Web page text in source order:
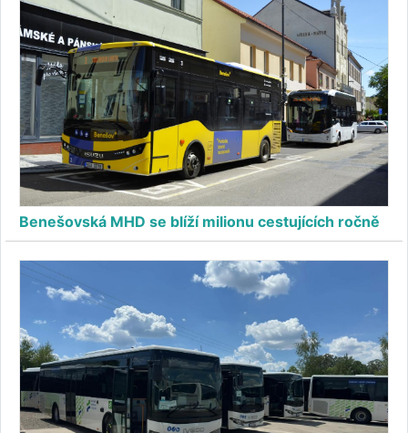
Benešovská MHD se blíží milionu cestujících ročně